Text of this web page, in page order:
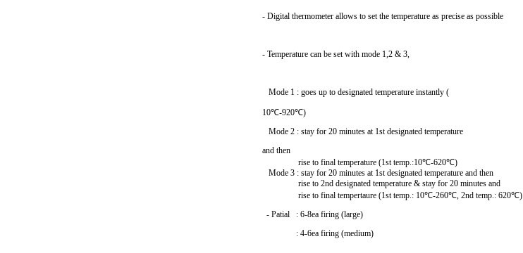
- Digital thermometer allows to set the temperature as precise as possible
- Temperature can be set with mode 1,2 & 3,
Mode 1 : goes up to designated temperature instantly (
10℃-920℃)
Mode 2 : stay for 20 minutes at 1st designated temperature
and then
rise to final temperature (1st temp.:10℃-620℃)
Mode 3 : stay for 20 minutes at 1st designated temperature and then
rise to 2nd designated temperature & stay for 20 minutes and
rise to final tempertaure (1st temp.: 10℃-260℃, 2nd temp.: 620℃)
- Patial : 6-8ea firing (large)
: 4-6ea firing (medium)